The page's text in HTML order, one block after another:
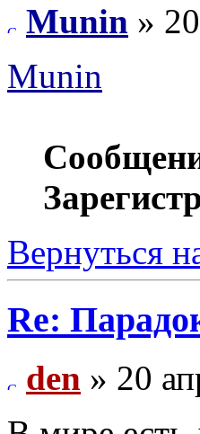
Munin »
Munin
Вернуться
Re:
den » 20